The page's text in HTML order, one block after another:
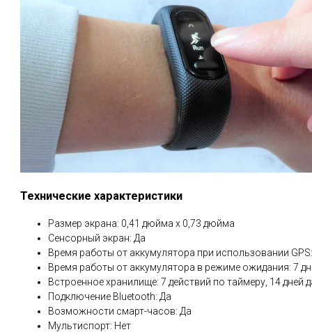
Технические характеристики
Размер экрана: 0,41 дюйма x 0,73 дюйма
Сенсорный экран: Да
Время работы от аккумулятора при использовании
Время работы от аккумулятора в режиме ожидания: 7
Встроенное хранилище: 7 действий по таймеру, 14 дней
Подключение Bluetooth: Да
Возможности смарт-часов: Да
Мультиспорт: Нет